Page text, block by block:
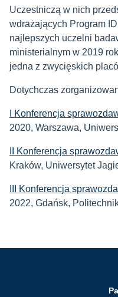
Uczestniczą w nich
wdrażających Program
najlepszych uczelni
ministerialnym w 2019
jedna z zwycięskich
Dotychczas
I Konferencja
2020, Warszawa,
II Konferencja
Kraków, Uniwersytet
III Konferencja
2022, Gdańsk,